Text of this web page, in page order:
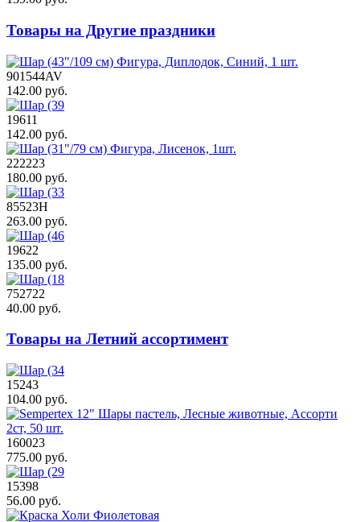
Товары на Другие праздники
901544AV
142.00 руб.
19611
142.00 руб.
222223
180.00 руб.
85523Н
263.00 руб.
19622
135.00 руб.
752722
40.00 руб.
Товары на Летний ассортимент
15243
104.00 руб.
160023
775.00 руб.
15398
56.00 руб.